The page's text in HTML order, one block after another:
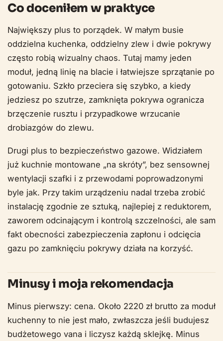
Co doceniłem w praktyce
Największy plus to porządek. W małym busie
oddzielna kuchenka, oddzielny zlew i dwie pokrywy
często robią wizualny chaos. Tutaj mamy jeden
moduł, jedną linię na blacie i łatwiejsze sprzątanie po
gotowaniu. Szkło przeciera się szybko, a kiedy
jedziesz po szutrze, zamknięta pokrywa ogranicza
brzęczenie rusztu i przypadkowe wrzucanie
drobiazgów do zlewu.
Drugi plus to bezpieczeństwo gazowe. Widziałem
już kuchnie montowane „na skróty”, bez sensownej
wentylacji szafki i z przewodami poprowadzonymi
byle jak. Przy takim urządzeniu nadal trzeba zrobić
instalację zgodnie ze sztuką, najlepiej z reduktorem,
zaworem odcinającym i kontrolą szczelności, ale sam
fakt obecności zabezpieczenia zapłonu i odcięcia
gazu po zamknięciu pokrywy działa na korzyść.
Minusy i moja rekomendacja
Minus pierwszy: cena. Około 2220 zł brutto za moduł
kuchenny to nie jest mało, zwłaszcza jeśli budujesz
budżetowego vana i liczysz każdą sklejkę. Minus